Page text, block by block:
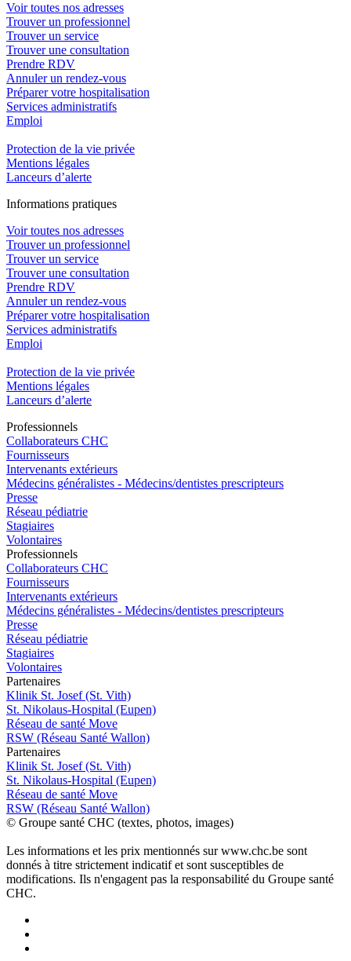
Voir toutes nos adresses
Trouver un professionnel
Trouver un service
Trouver une consultation
Prendre RDV
Annuler un rendez-vous
Préparer votre hospitalisation
Services administratifs
Emploi​
Protection de la vie privée
Mentions légales
Lanceurs d’alerte
Informations pratiques
Voir toutes nos adresses
Trouver un professionnel
Trouver un service
Trouver une consultation
Prendre RDV
Annuler un rendez-vous
Préparer votre hospitalisation
Services administratifs
Emploi​
Protection de la vie privée
Mentions légales
Lanceurs d’alerte
Professionnels
Collaborateurs CHC
Fournisseurs
Intervenants extérieurs
Médecins généralistes - Médecins/dentistes prescripteurs
Presse
Réseau pédiatrie
Stagiaires
Volontaires
Professionnels
Collaborateurs CHC
Fournisseurs
Intervenants extérieurs
Médecins généralistes - Médecins/dentistes prescripteurs
Presse
Réseau pédiatrie
Stagiaires
Volontaires
Partenaires
Klinik St. Josef (St. Vith)
St. Nikolaus-Hospital (Eupen)
Réseau de santé Move
RSW (Réseau Santé Wallon)
Partenaires
Klinik St. Josef (St. Vith)
St. Nikolaus-Hospital (Eupen)
Réseau de santé Move
RSW (Réseau Santé Wallon)
© Groupe santé CHC (textes, photos, images)
Les informations et les prix mentionnés sur www.chc.be sont
donnés à titre strictement indicatif et sont susceptibles de
modifications. Ils n'engagent pas la responsabilité du Groupe santé
CHC.